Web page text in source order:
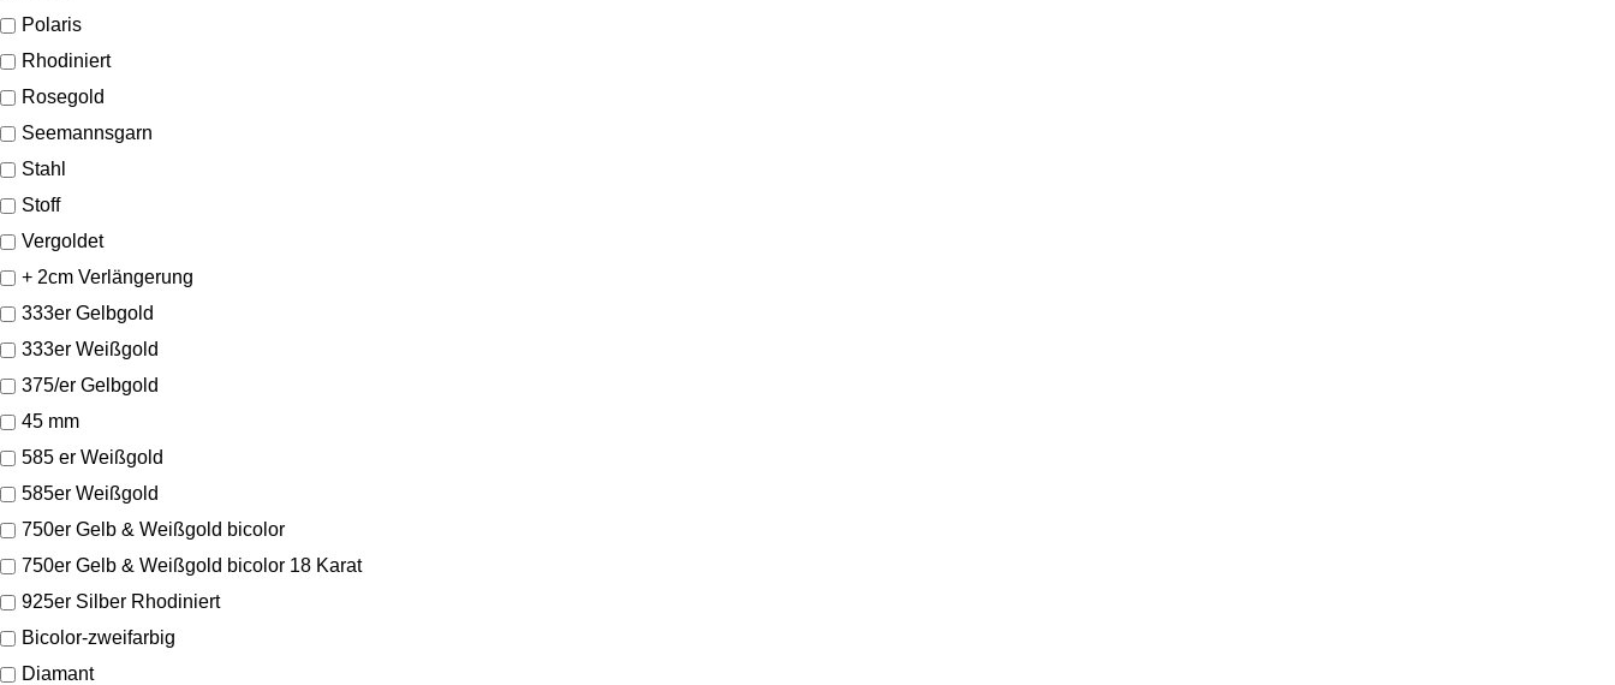
Polaris
Rhodiniert
Rosegold
Seemannsgarn
Stahl
Stoff
Vergoldet
+ 2cm Verlängerung
333er Gelbgold
333er Weißgold
375/er Gelbgold
45 mm
585 er Weißgold
585er Weißgold
750er Gelb & Weißgold bicolor
750er Gelb & Weißgold bicolor 18 Karat
925er Silber Rhodiniert
Bicolor-zweifarbig
Diamant